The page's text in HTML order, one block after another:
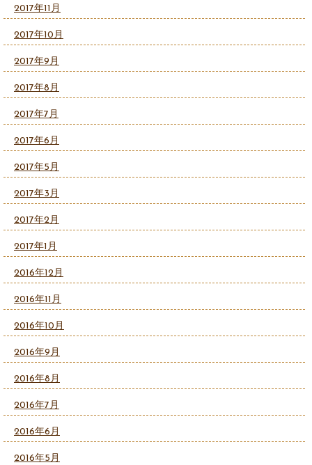
2017年11月
2017年10月
2017年9月
2017年8月
2017年7月
2017年6月
2017年5月
2017年3月
2017年2月
2017年1月
2016年12月
2016年11月
2016年10月
2016年9月
2016年8月
2016年7月
2016年6月
2016年5月